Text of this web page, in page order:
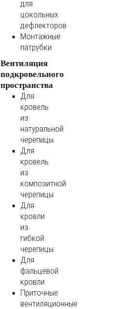
для
цокольных
дефлекторов
Монтажные
патрубки
Вентиляция
подкровельного
пространства
Для
кровель
из
натуральной
черепицы
Для
кровель
из
композитной
черепицы
Для
кровли
из
гибкой
черепицы
Для
фальцевой
кровли
Приточные
вентиляционные